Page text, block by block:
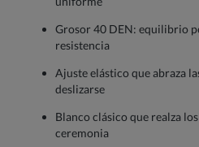
Grosor 40 DEN: equilibrio
resistencia
Ajuste elástico que abraza
deslizarse
Blanco clásico que realza
ceremonia